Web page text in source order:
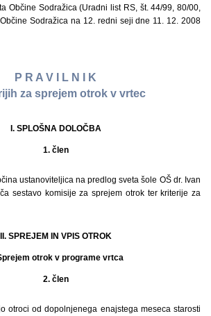
Občine Sodražica (Uradni list RS, št. 44/99, 80/00,
Sodražica na 12. redni seji dne 11. 12. 2008
P R A V I L N I K
za sprejem otrok v vrtec
I. SPLOŠNA DOLOČBA
1. člen
ustanoviteljica na predlog sveta šole OŠ dr. Ivan
sestavo komisije za sprejem otrok ter kriterije za
II. SPREJEM IN VPIS OTROK
otrok v programe vrtca
2. člen
otroci od dopolnjenega enajstega meseca starosti